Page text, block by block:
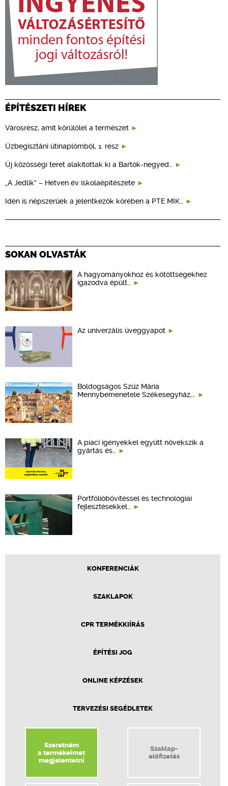
ÉPÍTÉSZETI HÍREK
Városrész, amit körülölel a természet
Üzbegisztáni útinaplómból, 1. rész
Új közösségi teret alakítottak ki a Bartók-negyed…
„A Jedlik” – Hetven év iskolaépítészete
Idén is népszerűek a jelentkezők körében a PTE MIK…
SOKAN OLVASTÁK
A hagyományokhoz és kötöttségekhez
igazodva épült…
Az univerzális üveggyapot
Boldogságos Szűz Mária
Mennybemenetele Székesegyház,…
A piaci igényekkel együtt növekszik a
gyártás és…
Portfólióbővítéssel és technológiai
fejlesztésekkel…
KONFERENCIÁK
SZAKLAPOK
CPR TERMÉKKIÍRÁS
ÉPÍTÉSI JOG
ONLINE KÉPZÉSEK
TERVEZÉSI SEGÉDLETEK
Szeretném
a termékeimet
megjelentetni
Szaklap-
előfizetés